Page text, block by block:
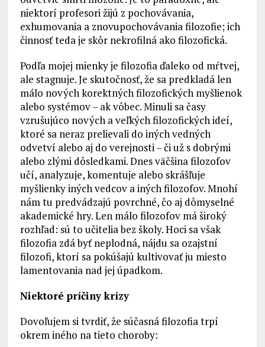
niektorí profesori žijú z pochovávania,
exhumovania a znovupochovávania filozofie; ich
činnosť teda je skôr nekrofilná ako filozofická.
Podľa mojej mienky je filozofia ďaleko od mŕtvej,
ale stagnuje. Je skutočnosť, že sa predkladá len
málo nových korektných filozofických myšlienok
alebo systémov – ak vôbec. Minuli sa časy
vzrušujúco nových a veľkých filozofických ideí,
ktoré sa neraz prelievali do iných vedných
odvetví alebo aj do verejnosti – či už s dobrými
alebo zlými dôsledkami. Dnes väčšina filozofov
učí, analyzuje, komentuje alebo skrášľuje
myšlienky iných vedcov a iných filozofov. Mnohí
nám tu predvádzajú povrchné, čo aj dômyselné
akademické hry. Len málo filozofov má široký
rozhľad: sú to učitelia bez školy. Hoci sa však
filozofia zdá byť neplodná, nájdu sa ozajstní
filozofi, ktorí sa pokúšajú kultivovať ju miesto
lamentovania nad jej úpadkom.
Niektoré príčiny krízy
Dovoľujem si tvrdiť, že súčasná filozofia trpí
okrem iného na tieto choroby: